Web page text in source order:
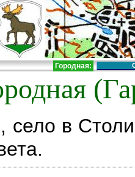
Городная:
, село в